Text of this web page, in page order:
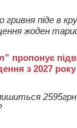
гривня піде в
жоден
пропонує
з 2027 року